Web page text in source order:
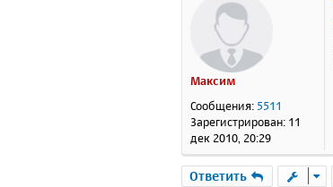
Максим
Сообщения: 5511
Зарегистрирован: 11
дек 2010, 20:29
Ответить